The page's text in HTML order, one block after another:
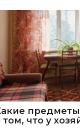
том, что у